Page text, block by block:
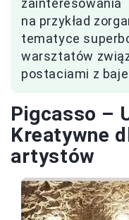
zainteresowania
na przykład
tematyce
warsztatów
postaciami z
Pigcasso –
Kreatywne
artystów